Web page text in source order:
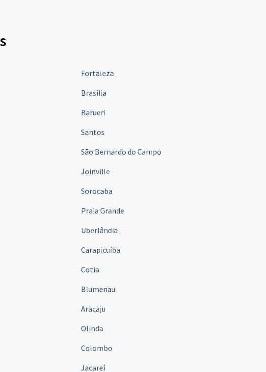
Fortaleza
Brasília
Barueri
Santos
São Bernardo do Campo
Joinville
Sorocaba
Praia Grande
Uberlândia
Carapicuíba
Cotia
Blumenau
Aracaju
Olinda
Colombo
Jacareí